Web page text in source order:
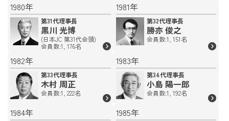
1980年
第31代理事長
黒川 光博
(日本JC 第31代会頭)
会員数:1, 176名
1981年
第32代理事長
勝亦 俊之
会員数:1, 151名
1982年
第33代理事長
木村 周正
会員数:1, 222名
1983年
第34代理事長
小島 陽一郎
会員数:1, 192名
1984年 1985年